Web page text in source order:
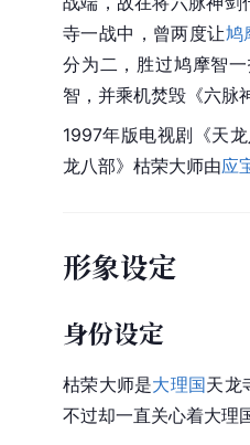
寺一战中，曾两度让鸠
分为二，胜过鸠摩智
智，并乘机焚毁《六脉
1997年版电视剧《天
龙八部》枯荣大师由应
形象设定
身份设定
枯荣大师是大理国天龙
不过却一直关心着大理